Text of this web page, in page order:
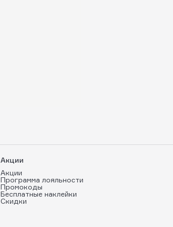
Акции
Акции
Программа лояльности
Промокоды
Бесплатные наклейки
Скидки